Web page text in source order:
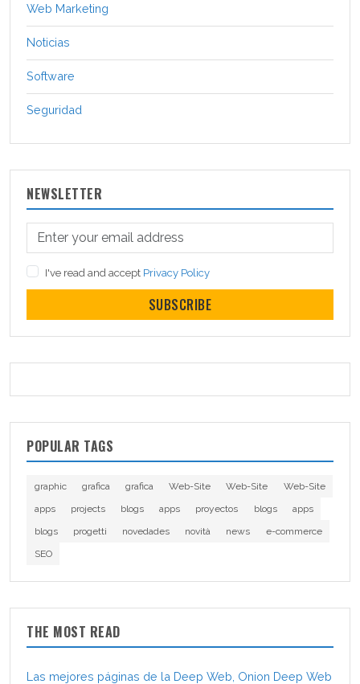
Web Marketing
Noticias
Software
Seguridad
NEWSLETTER
I've read and accept Privacy Policy
SUBSCRIBE
POPULAR TAGS
graphic grafica grafica Web-Site Web-Site
Web-Site
apps
projects blogs apps proyectos blogs
apps
blogs
progetti novedades novità news
e-commerce
SEO
THE MOST READ
Las mejores páginas de la Deep Web, Onion Deep Web